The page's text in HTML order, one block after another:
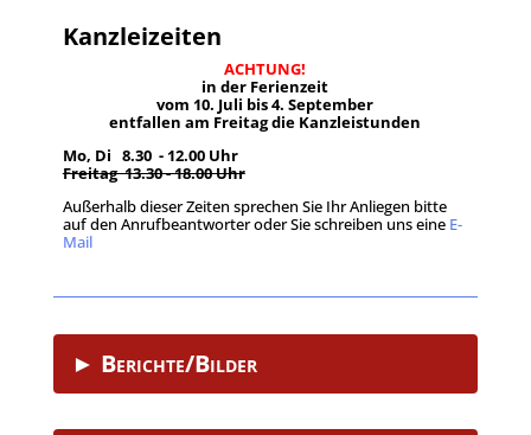
Kanzleizeiten
ACHTUNG!
in der Ferienzeit
vom 10. Juli bis 4. September
entfallen am Freitag die Kanzleistunden
Mo, Di 8.30 - 12.00 Uhr
Freitag 13.30 - 18.00 Uhr
Außerhalb dieser Zeiten sprechen Sie Ihr Anliegen bitte
auf den Anrufbeantworter oder Sie schreiben uns eine E-
Mail.
► Berichte/Bilder